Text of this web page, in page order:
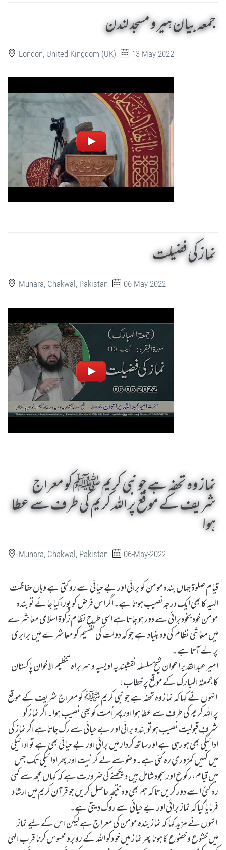
جمعہ بیان ہیرو مسجد لندن
London, United Kingdom (UK) 13-May-2022
نماز کی فضیلت
Munara, Chakwal, Pakistan 06-May-2022
نماز وہ تحفہ ہے جو نبی کریم ﷺ کو معراج
شریف کے موقع پر اللہ کریم کی طرف سے عطا
ہوا
Munara, Chakwal, Pakistan 06-May-2022
قیام ِصلوۃ جہاں بندہ مومن کو برائی اور بے حیائی سے روکتی ہے وہاں حفاظت
الہیہ کا بھی ایک درجہ نصیب ہوتا ہے۔اگر اس فرض کو پورا کیا جائے تو بندہ
مومن خود بخودبرائی سے دور ہو جاتا ہے اسی طرح نظام زکوۃ اسلامی معاشرے
میں معاشی نظام کی وہ بنیاد ہے جو کہ دولت کی تقسیم کو معاشرے میں برابری
پر لے آتا ہے۔
امیر عبدالقدیر اعوان شیخ سلسلہ نقشبندیہ اویسیہ و سربراہ تنظیم الاخوان پاکستان
کا جمعتہ المبارک کے موقع پر خطاب!
انہوں نے کہا کہ نماز وہ تحفہ ہے جو نبی کریم ﷺ کو معراج شریف کے موقع
پر اللہ کریم کی طرف سے عطا ہوا اورپھر اُمت کو بھی نصیب ہوا۔ اگر نماز کو
شرفِ قبولیت نصیب ہو تو بندہ برائی او ر بے حیائی سے رک جاتاہے اگر نماز کی
ادائیگی بھی ہو رہی ہے اور ساتھ کردار میں برائی اور بے حیائی بھی ہے تو ادائیگی
میں کہیں کمزوری رہ گئی ہے۔وضو سے لے کر نیت اور پھر ادائیگی تک جس
میں قیام،رکوع اور سجود شامل ہیں دیکھنے کی ضرورت ہے کہ کہاں مجھ سے کمی
رہ گئی اسے دور کریں تا کہ ہم بھی وہ نتیجہ حاصل کریں جو قرآن کریم میں ارشاد
فرمایا گیا کہ نماز برائی اور بے حیائی سے روک دیتی ہے۔
انہوں نے مزید کہا کہ نماز بندہ مومن کی معراج ہے لیکن اس کے لیے نماز
میں خشوع و خضوع کا ہونا پھر نماز میں خو دکو اللہ کے روبرو محسوس کرنا قرب الہی